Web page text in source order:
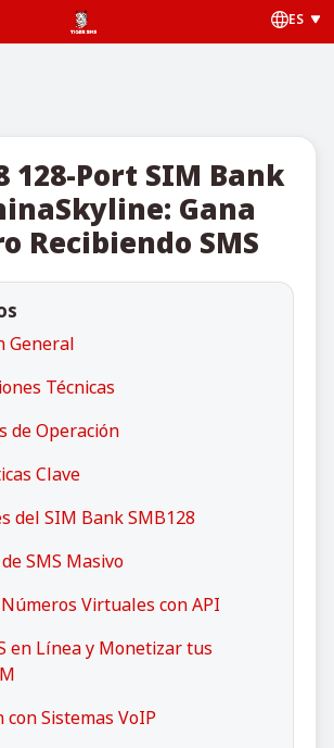
ES
128-Port SIM Bank
Gana
Recibiendo SMS
General
Técnicas
de Operación
Clave
del SIM Bank SMB128
SMS Masivo
Virtuales con API
en Línea y Monetizar tus
Sistemas VoIP